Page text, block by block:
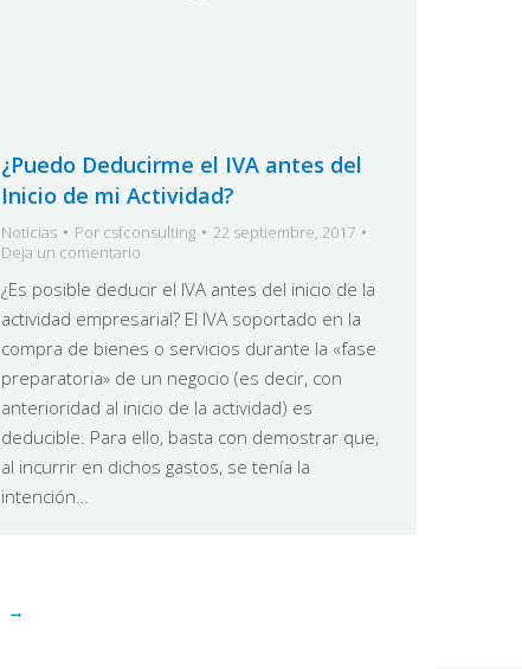
¿Puedo Deducirme el IVA antes del
Inicio de mi Actividad?
Noticias Por csfconsulting
22 septiembre, 2017
Deja un comentario
¿Es posible deducir el IVA antes del inicio de la
actividad empresarial? El IVA soportado en la
compra de bienes o servicios durante la «fase
preparatoria» de un negocio (es decir, con
anterioridad al inicio de la actividad) es
deducible. Para ello, basta con demostrar que,
al incurrir en dichos gastos, se tenía la
intención…
→